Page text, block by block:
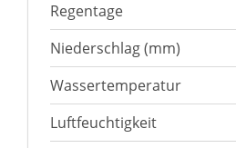
Regentage
Niederschlag (mm)
Wassertemperatur
Luftfeuchtigkeit